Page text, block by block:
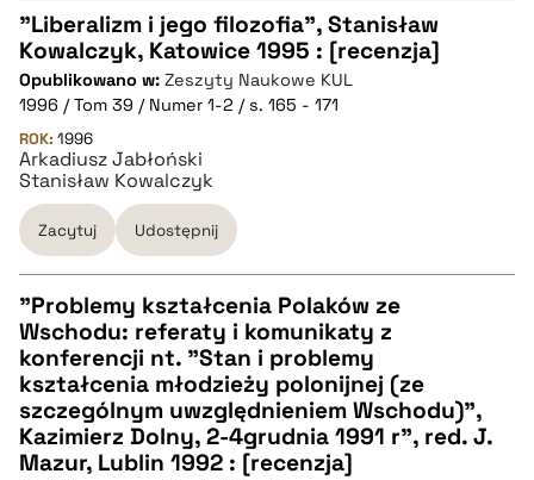
CZYSTY TEKST
pobierz cytat
BIBTEX
pobierz cytat
"Liberalizm i jego filozofia", Stanisław
Kowalczyk, Katowice 1995 : [recenzja]
Opublikowano w: Zeszyty Naukowe KUL
1996 / Tom 39 / Numer 1-2 / s. 165 - 171
ROK: 1996
Arkadiusz Jabłoński
Stanisław Kowalczyk
Zacytuj Udostępnij
CZYSTY TEKST
pobierz cytat
"Problemy kształcenia Polaków ze
Wschodu: referaty i komunikaty z
konferencji nt. "Stan i problemy
kształcenia młodzieży polonijnej (ze
szczególnym uwzględnieniem Wschodu)",
Kazimierz Dolny, 2-4grudnia 1991 r", red. J.
Mazur, Lublin 1992 : [recenzja]